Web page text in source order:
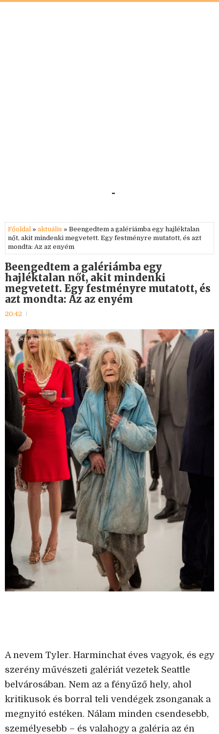
-
Főoldal » aktuális » Beengedtem a galériámba egy hajléktalan
nőt, akit mindenki megvetett. Egy festményre mutatott, és azt
mondta: Az az enyém
Beengedtem a galériámba egy
hajléktalan nőt, akit mindenki
megvetett. Egy festményre mutatott, és
azt mondta: Az az enyém
20:42
A nevem Tyler. Harminchat éves vagyok, és egy
szerény művészeti galériát vezetek Seattle
belvárosában. Nem az a fényűző hely, ahol
kritikusok és borral teli vendégek zsonganak a
megnyitó estéken. Nálam minden csendesebb,
személyesebb – és valahogy a galéria az én